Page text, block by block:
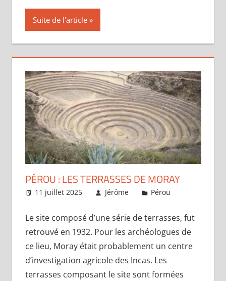
Suite de l'article
PÉROU : LES TERRASSES DE MORAY
11 juillet 2025 Jérôme Pérou
Le site composé d’une série de terrasses, fut
retrouvé en 1932. Pour les archéologues de
ce lieu, Moray était probablement un centre
d’investigation agricole des Incas. Les
terrasses composant le site sont formées